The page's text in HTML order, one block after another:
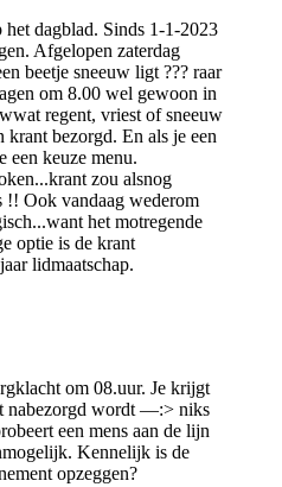
dagblad. Sinds 1-1-2023
Afgelopen zaterdag
beetje sneeuw ligt ??? raar
om 8.00 wel gewoon in
regent, vriest of sneeuw
bezorgd. En als je een
keuze menu.
zou alsnog
!! Ook vandaag wederom
het motregende
optie is de krant
lidmaatschap.
om 08.uur. Je krijgt
nabezorgd wordt —:> niks
een mens aan de lijn
Kennelijk is de
opzeggen?